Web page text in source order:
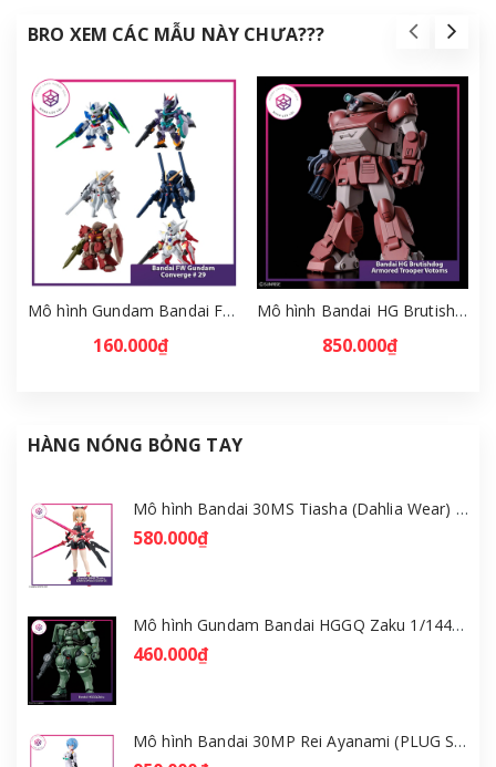
BRO XEM CÁC MẪU NÀY CHƯA???
Mô hình Gundam Bandai FW Gundam Converge # 29 Full Set [GDB] [FCH]
160.000₫
Mô hình Bandai HG Brutishdog - Armored Trooper Votoms [GDB] [BHG]
850.000₫
HÀNG NÓNG BỎNG TAY
Mô hình Bandai 30MS Tiasha (Dahlia Wear) [Color B] [GDB] [30MS]
580.000₫
Mô hình Gundam Bandai HGGQ Zaku 1/144 – MSG GQuuuuuuX [GDB] [BHG]
460.000₫
Mô hình Bandai 30MP Rei Ayanami (PLUG SUIT Ver.) – Evangelion [GDB] [30MP]